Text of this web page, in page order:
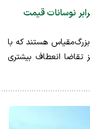
نوسانات قیمت
هستند که با
تقاضا انعطاف بیشتری